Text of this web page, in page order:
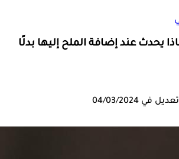
يحدث عند إضافة الملح إليها بدلًا
تعديل في 04/03/2024